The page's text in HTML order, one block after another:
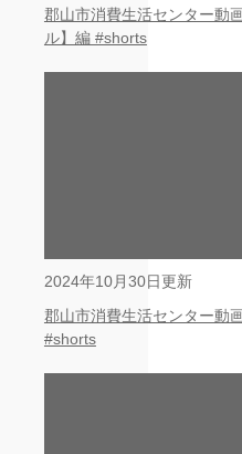
郡山市消費生活センター動
ル】編 #shorts
2024年10月30日更新
郡山市消費生活センター動
#shorts